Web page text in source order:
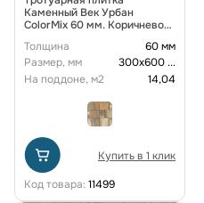
Каменный Век Урбан
ColorMix 60 мм. Коричнево-
Толщина
60 мм
Размер, мм
300х600...
На поддоне, м2
14,04
Купить в 1 клик
Код товара: 11499